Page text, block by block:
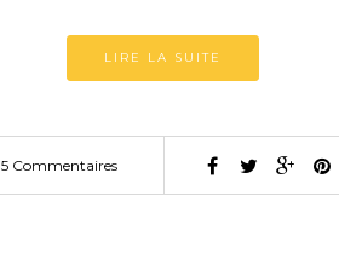
LIRE LA SUITE
5 Commentaires